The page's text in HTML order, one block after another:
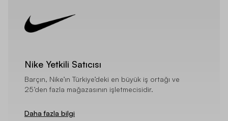
Nike Yetkili Satıcısı
Barçın, Nike’ın Türkiye’deki en büyük iş ortağı ve
25’den fazla mağazasının işletmecisidir.
Daha fazla bilgi